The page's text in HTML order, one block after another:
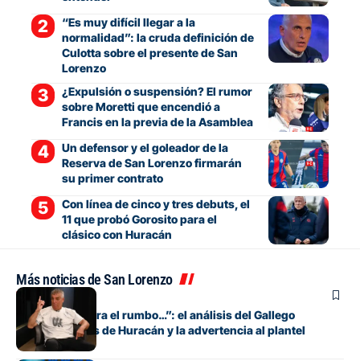
“Es muy difícil llegar a la
normalidad”: la cruda definición de
Culotta sobre el presente de San
Lorenzo
¿Expulsión o suspensión? El rumor
sobre Moretti que encendió a
Francis en la previa de la Asamblea
Un defensor y el goleador de la
Reserva de San Lorenzo firmarán
su primer contrato
Con línea de cinco y tres debuts, el
11 que probó Gorosito para el
clásico con Huracán
Más noticias de San Lorenzo
Fútbol
“Si no encuentra el rumbo…”: el análisis del Gallego
González antes de Huracán y la advertencia al plantel